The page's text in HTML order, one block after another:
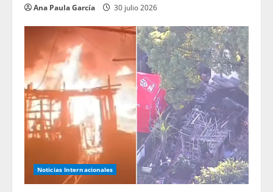
Ana Paula García 30 julio 2026
Noticias Internacionales